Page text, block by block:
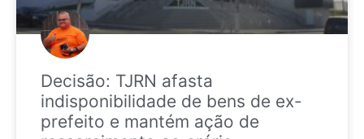
Decisão: TJRN afasta
indisponibilidade de bens de ex-
prefeito e mantém ação de